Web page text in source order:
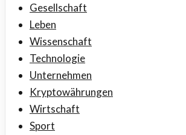
Gesellschaft
Leben
Wissenschaft
Technologie
Unternehmen
Kryptowährungen
Wirtschaft
Sport